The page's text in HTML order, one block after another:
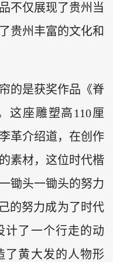
不仅展现了贵州当
贵州丰富的文化和
的是获奖作品《脊
座雕塑高110厘
革介绍道，在创作
素材，这位时代楷
锄头一锄头的努力
的努力成为了时代
计了一个行走的动
了黄大发的人物形